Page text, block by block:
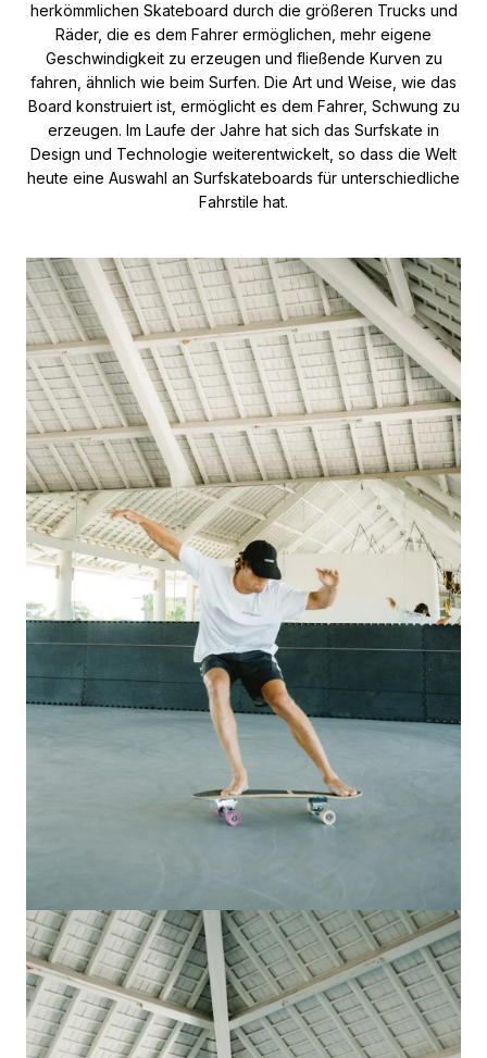
herkömmlichen Skateboard durch die größeren Trucks und
Räder, die es dem Fahrer ermöglichen, mehr eigene
Geschwindigkeit zu erzeugen und fließende Kurven zu
fahren, ähnlich wie beim Surfen. Die Art und Weise, wie das
Board konstruiert ist, ermöglicht es dem Fahrer, Schwung zu
erzeugen. Im Laufe der Jahre hat sich das Surfskate in
Design und Technologie weiterentwickelt, so dass die Welt
heute eine Auswahl an Surfskateboards für unterschiedliche
Fahrstile hat.